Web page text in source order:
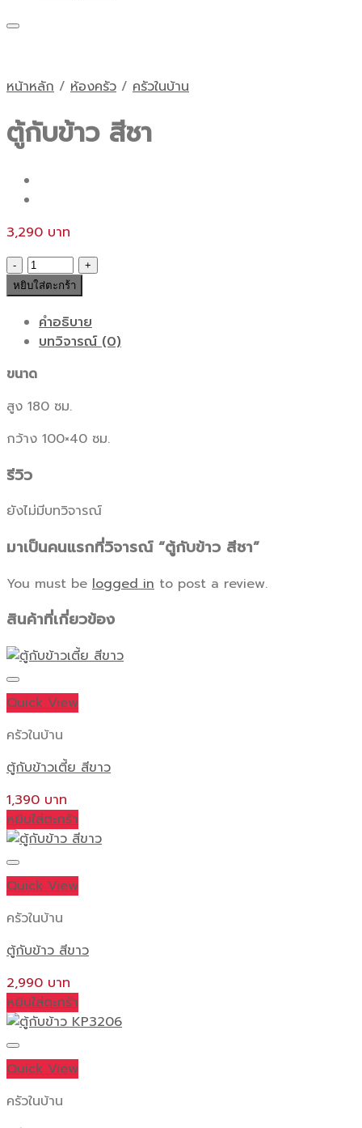
หน้าหลัก / ห้องครัว / ครัวในบ้าน
ตู้กับข้าว สีชา
3,290
จำนวน
ตู้
กับข้าว
สีชา
ชิ้น
หยิบใส่ตะกร้า
คำอธิบาย
บทวิจารณ์ (0)
ขนาด
สูง 180 ซม.
กว้าง 100×40 ซม.
รีวิว
ยังไม่มีบทวิจารณ์
มาเป็นคนแรกที่วิจารณ์ “ตู้กับข้าว สีชา”
You must be logged in to post a review.
สินค้าที่เกี่ยวข้อง
Quick View
ครัวในบ้าน
ตู้กับข้าวเตี้ย สีขาว
1,390
หยิบใส่ตะกร้า
Quick View
ครัวในบ้าน
ตู้กับข้าว สีขาว
2,990
หยิบใส่ตะกร้า
Quick View
ครัวในบ้าน